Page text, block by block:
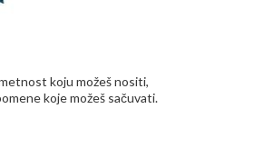
koju možeš nositi,
koje možeš sačuvati.